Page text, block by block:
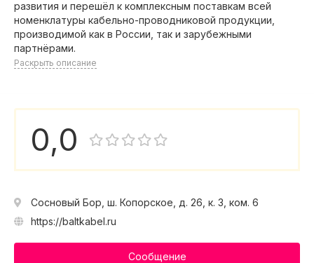
развития и перешёл к комплексным поставкам всей
номенклатуры кабельно-проводниковой продукции,
производимой как в России, так и зарубежными
партнёрами.
Раскрыть описание
0,0
Сосновый Бор, ш. Копорское, д. 26, к. 3, ком. 6
https://baltkabel.ru
Сообщение